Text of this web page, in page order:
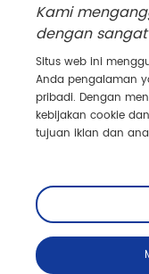
Wuhan Synthetic
No. 89, Gaokeyuan
Donghu New
Kami
dengan
Situs web ini
Anda pengalaman
pribadi. Dengan
kebijakan cookie
tujuan iklan dan